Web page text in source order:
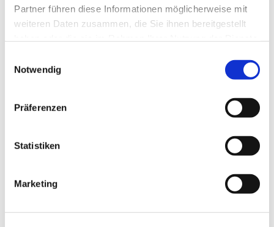
Partner führen diese Informationen möglicherweise mit
weiteren Daten zusammen, die Sie ihnen bereitgestellt
Notwendig
Präferenzen
Statistiken
Marketing